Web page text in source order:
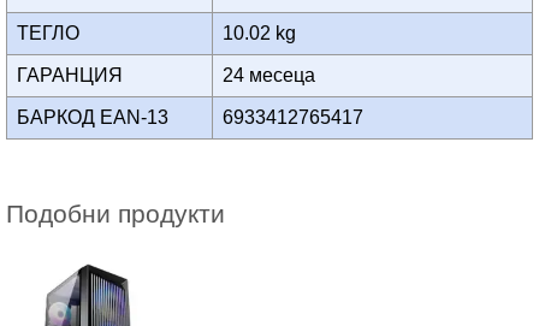
ТЕГЛО 10.02 kg
ГАРАНЦИЯ 24 месеца
БАРКОД EAN-13 6933412765417
Подобни продукти